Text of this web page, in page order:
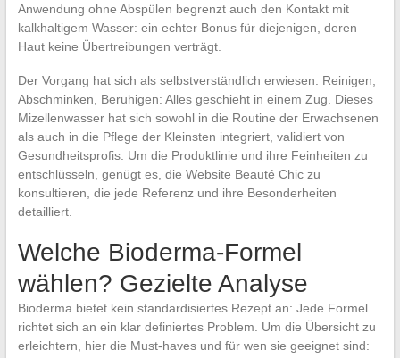
Anwendung ohne Abspülen begrenzt auch den Kontakt mit
kalkhaltigem Wasser: ein echter Bonus für diejenigen, deren
Haut keine Übertreibungen verträgt.
Der Vorgang hat sich als selbstverständlich erwiesen. Reinigen,
Abschminken, Beruhigen: Alles geschieht in einem Zug. Dieses
Mizellenwasser hat sich sowohl in die Routine der Erwachsenen
als auch in die Pflege der Kleinsten integriert, validiert von
Gesundheitsprofis. Um die Produktlinie und ihre Feinheiten zu
entschlüsseln, genügt es, die Website Beauté Chic zu
konsultieren, die jede Referenz und ihre Besonderheiten
detailliert.
Welche Bioderma-Formel
wählen? Gezielte Analyse
Bioderma bietet kein standardisiertes Rezept an: Jede Formel
richtet sich an ein klar definiertes Problem. Um die Übersicht zu
erleichtern, hier die Must-haves und für wen sie geeignet sind: